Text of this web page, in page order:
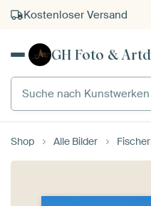
Kostenloser Versand
Kauf auf Rechnung
GH Foto &
Suche nach Kunstwerken
Shop Alle Bilder